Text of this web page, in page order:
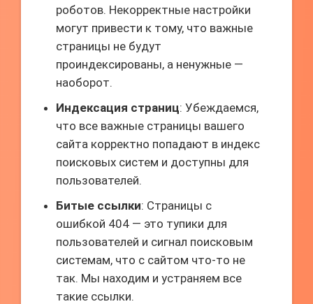
роботов. Некорректные настройки
могут привести к тому, что важные
страницы не будут
проиндексированы, а ненужные —
наоборот.
Индексация страниц: Убеждаемся,
что все важные страницы вашего
сайта корректно попадают в индекс
поисковых систем и доступны для
пользователей.
Битые ссылки: Страницы с
ошибкой 404 — это тупики для
пользователей и сигнал поисковым
системам, что с сайтом что-то не
так. Мы находим и устраняем все
такие ссылки.